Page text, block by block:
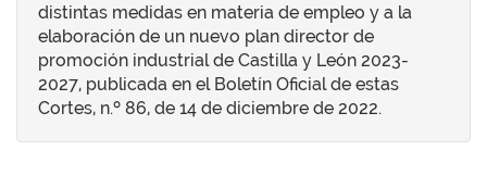
distintas medidas en materia de empleo y a la
elaboración de un nuevo plan director de
promoción industrial de Castilla y León 2023-
2027, publicada en el Boletín Oficial de estas
Cortes, n.º 86, de 14 de diciembre de 2022.